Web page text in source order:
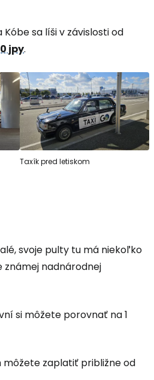
sa líši v závislosti od
jpy.
Taxík pred letiskom
svoje pulty tu má niekoľko
nadnárodnej
si môžete porovnať na 1
môžete zaplatiť približne od